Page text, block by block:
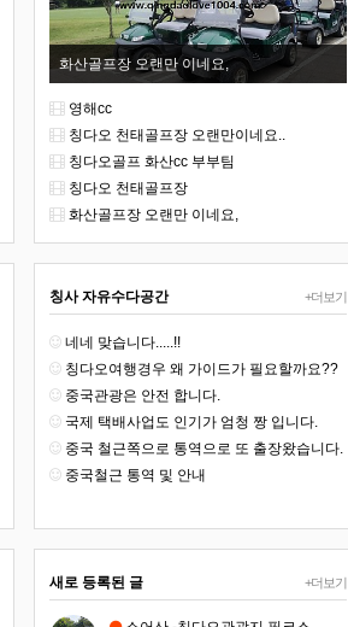
화산골프장 오랜만 이네요,
영해cc
칭다오 천태골프장 오랜만이네요..
칭다오골프 화산cc 부부팀
칭다오 천태골프장
화산골프장 오랜만 이네요,
+더보기
칭사 자유수다공간
네네 맞습니다.....!!
칭다오여행경우 왜 가이드가 필요할까요??
중국관광은 안전 합니다.
국제 택배사업도 인기가 엄청 짱 입니다.
중국 철근쪽으로 통역으로 또 출장왔습니다.
중국철근 통역 및 안내
+더보기
새로 등록된 글